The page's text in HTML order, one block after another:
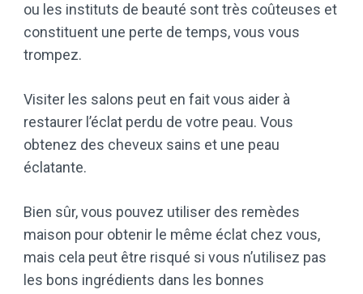
ou les instituts de beauté sont très coûteuses et
constituent une perte de temps, vous vous
trompez.
Visiter les salons peut en fait vous aider à
restaurer l’éclat perdu de votre peau. Vous
obtenez des cheveux sains et une peau
éclatante.
Bien sûr, vous pouvez utiliser des remèdes
maison pour obtenir le même éclat chez vous,
mais cela peut être risqué si vous n’utilisez pas
les bons ingrédients dans les bonnes